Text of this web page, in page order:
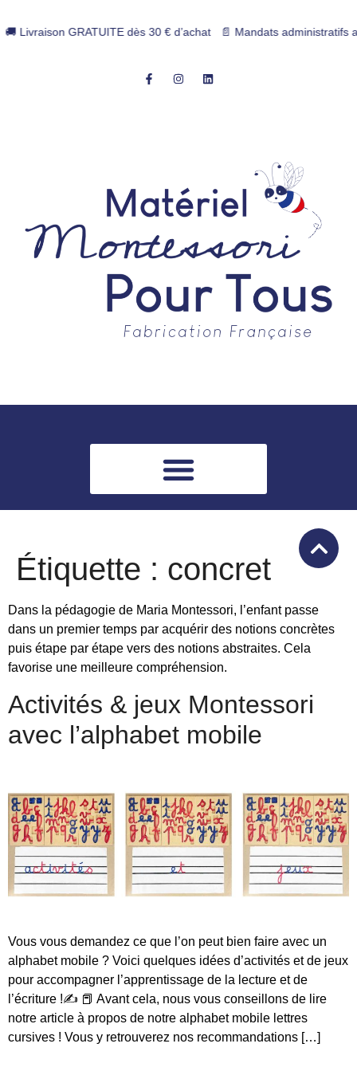
Livraison GRATUITE dès 30 € d’achat 📄 Mandats administratifs
Étiquette : concret
Dans la pédagogie de Maria Montessori, l’enfant passe
dans un premier temps par acquérir des notions concrètes
puis étape par étape vers des notions abstraites. Cela
favorise une meilleure compréhension.
Activités & jeux Montessori
avec l’alphabet mobile
Vous vous demandez ce que l’on peut bien faire avec un
alphabet mobile ? Voici quelques idées d’activités et de jeux
pour accompagner l’apprentissage de la lecture et de
l’écriture !✍ 📕 Avant cela, nous vous conseillons de lire
notre article à propos de notre alphabet mobile lettres
cursives ! Vous y retrouverez nos recommandations […]